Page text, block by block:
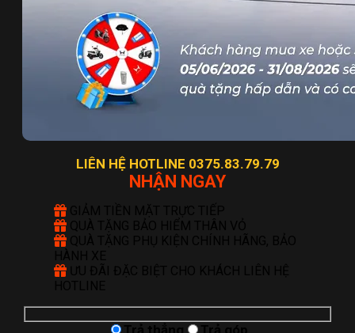
LIÊN HỆ HOTLINE 0375.83.79.79
NHẬN NGAY